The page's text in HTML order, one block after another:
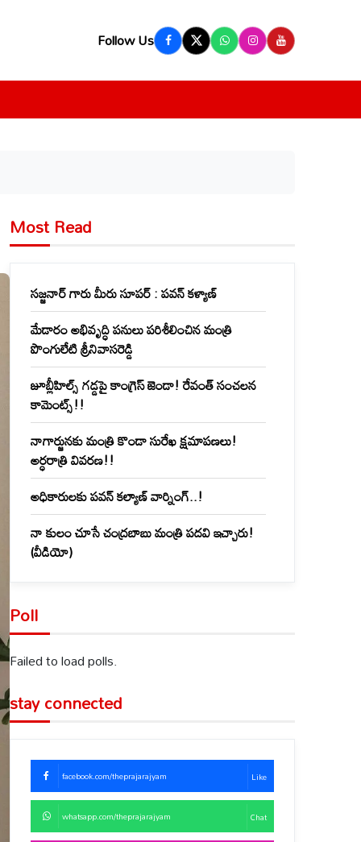
Follow Us
Most Read
సజ్జనార్ గారు మీరు సూపర్ : పవన్ కళ్యాణ్
మేడారం అభివృద్ధి పనులు పరిశీలించిన మంత్రి
పొంగులేటి శ్రీనివాసరెడ్డి
జూబ్లీహిల్స్‌ గడ్డపై కాంగ్రెస్ జెండా! రేవంత్ సంచలన
కామెంట్స్!!
నాగార్జునకు మంత్రి కొండా సురేఖ క్షమాపణలు!
అర్ధరాత్రి వివరణ!!
అధికారులకు పవన్ కల్యాణ్ వార్నింగ్..!
నా కులం చూసే చంద్రబాబు మంత్రి పదవి ఇచ్చారు!
(వీడియో)
Poll
Failed to load polls.
stay connected
facebook.com/theprajarajyam Like
whatsapp.com/theprajarajyam Chat